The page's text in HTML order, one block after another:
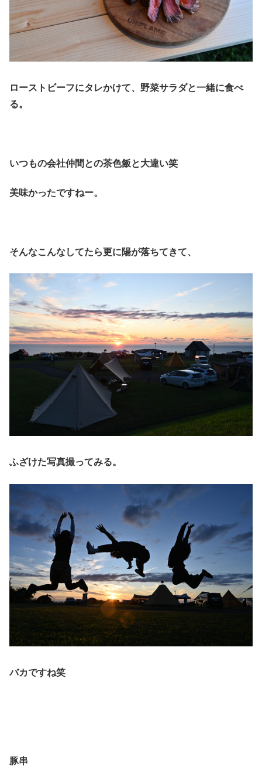
ローストビーフにタレかけて、野菜サラダと一緒に食べ
る。
いつもの会社仲間との茶色飯と大違い笑
美味かったですねー。
そんなこんなしてたら更に陽が落ちてきて、
ふざけた写真撮ってみる。
バカですね笑
豚串